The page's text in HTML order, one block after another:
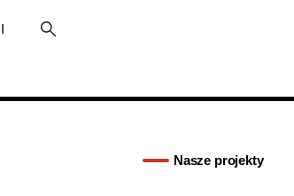
Nasze projekty